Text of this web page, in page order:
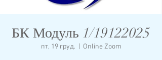
БК Модуль 1/19122025
пт, 19 груд. Online Zoom